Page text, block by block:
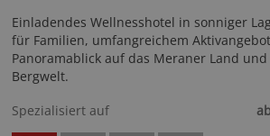
Einladendes Wellnesshotel in sonniger
für Familien, umfangreichem
Panoramablick auf das Meraner Land
Bergwelt.
Spezialisiert auf